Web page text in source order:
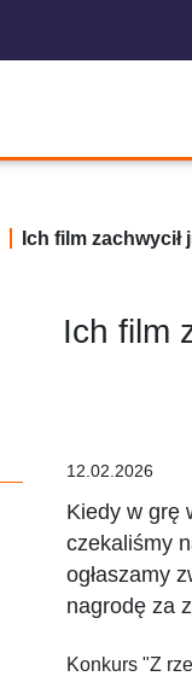
Ich film
Ich film
12.02.2026
Kiedy w grę
czekaliśmy
ogłaszamy
nagrodę za
Konkurs "Z